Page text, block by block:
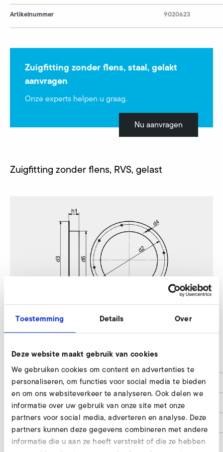
Toestemming Details Over
Deze website maakt gebruik van cookies
We gebruiken cookies om content en advertenties te
personaliseren, om functies voor social media te bieden
en om ons websiteverkeer te analyseren. Ook delen we
informatie over uw gebruik van onze site met onze
partners voor social media, adverteren en analyse. Deze
partners kunnen deze gegevens combineren met andere
informatie die u aan ze heeft verstrekt of die ze hebben
Artikelnummer
9020623
Zuigfitting zonder flens, staal, gelakt
aanvragen
Onze experts helpen u graag.
Nu aanvragen
Zuigfitting zonder flens, RVS, gelast
S-MP 670/47
d3
d4
d6
h1
360
8 x 7
280
60